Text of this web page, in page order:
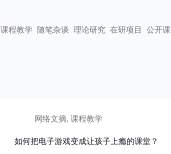
课程教学 随笔杂谈 理论研究 在研项目 公开课
网络文摘,课程教学
如何把电子游戏变成让孩子上瘾的课堂？